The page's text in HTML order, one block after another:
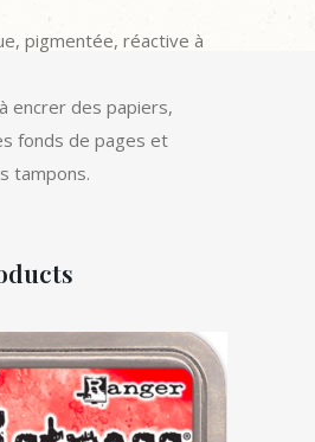
pigmentée, réactive à
encrer des papiers,
fonds de pages et
tampons.